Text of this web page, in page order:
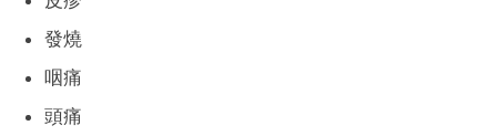
發燒
咽痛
頭痛